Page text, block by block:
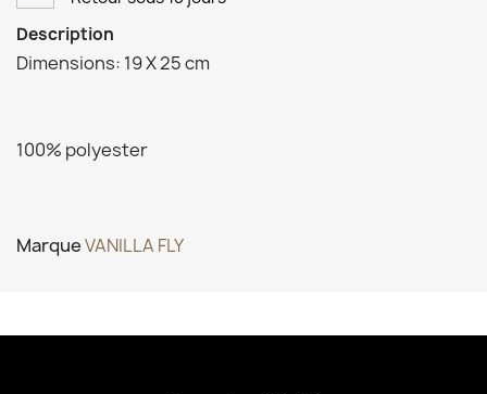
Description
Dimensions: 19 X 25 cm
100% polyester
MarqueVANILLA FLY